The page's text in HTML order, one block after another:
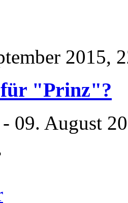
2015,
"Prinz"?
- 09. August